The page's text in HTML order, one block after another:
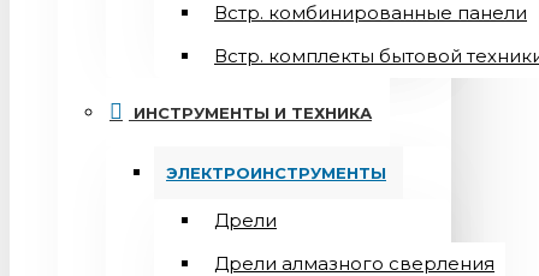
Встр. комбинированные панели
Встр. комплекты бытовой
ИНСТРУМЕНТЫ И ТЕХНИКА
ЭЛЕКТРОИНСТРУМЕНТЫ
Дрели
Дрели алмазного сверления